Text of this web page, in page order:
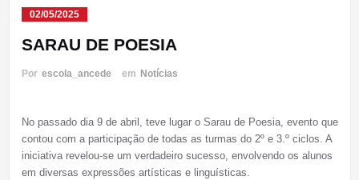
02/05/2025
SARAU DE POESIA
Por escola_ancede em Notícias
No passado dia 9 de abril, teve lugar o Sarau de Poesia, evento que
contou com a participação de todas as turmas do 2º e 3.º ciclos. A
iniciativa revelou-se um verdadeiro sucesso, envolvendo os alunos
em diversas expressões artísticas e linguísticas.